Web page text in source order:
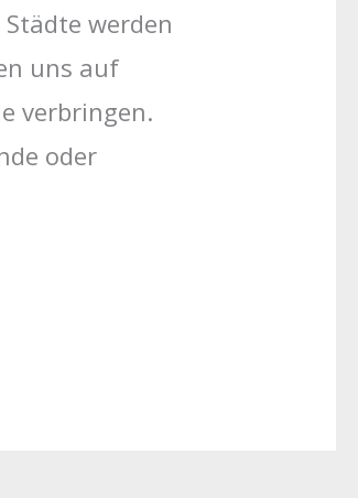
werden
uns auf
verbringen.
oder